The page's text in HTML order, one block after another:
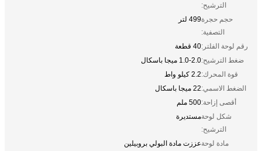
الترشيح:
حجم حجرة
التصفية:
499 لتر
رقم لوحة الفلتر:40 قطعة
ضغط الترشيح:1.0-2.0 ميجا باسكال
قوة المحرك:2.2 كيلو واط
الضغط الاسمي:22 ميجا باسكال
أقصى إزاحة:500 ملم
شكل لوحة
الترشيح:
مستديرة
مادة لوحةعززت مادة البولي بروبيلين